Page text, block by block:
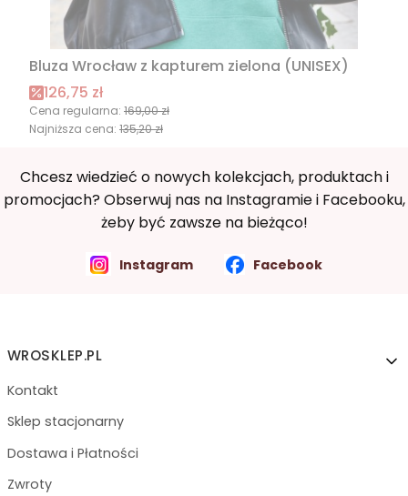
Bluza Wrocław z kapturem zielona (UNISEX)
Cena promocyjna
126,75 zł
Cena regularna: 169,00 zł
Najniższa cena: 135,20 zł
Chcesz wiedzieć o nowych kolekcjach, produktach i
promocjach? Obserwuj nas na Instagramie i Facebooku,
żeby być zawsze na bieżąco!
Instagram Facebook
Linki w stopce
WROSKLEP.PL
Kontakt
Sklep stacjonarny
Dostawa i Płatności
Zwroty